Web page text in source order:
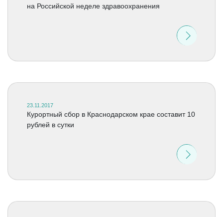
на Российской неделе здравоохранения
23.11.2017
Курортный сбор в Краснодарском крае составит 10
рублей в сутки